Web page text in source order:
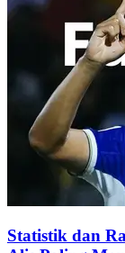
Statistik dan